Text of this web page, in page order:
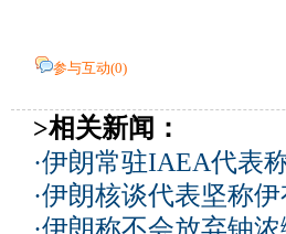
参与互动(0)
>相关新闻：
·伊朗常驻IAEA代表
·伊朗核谈代表坚称